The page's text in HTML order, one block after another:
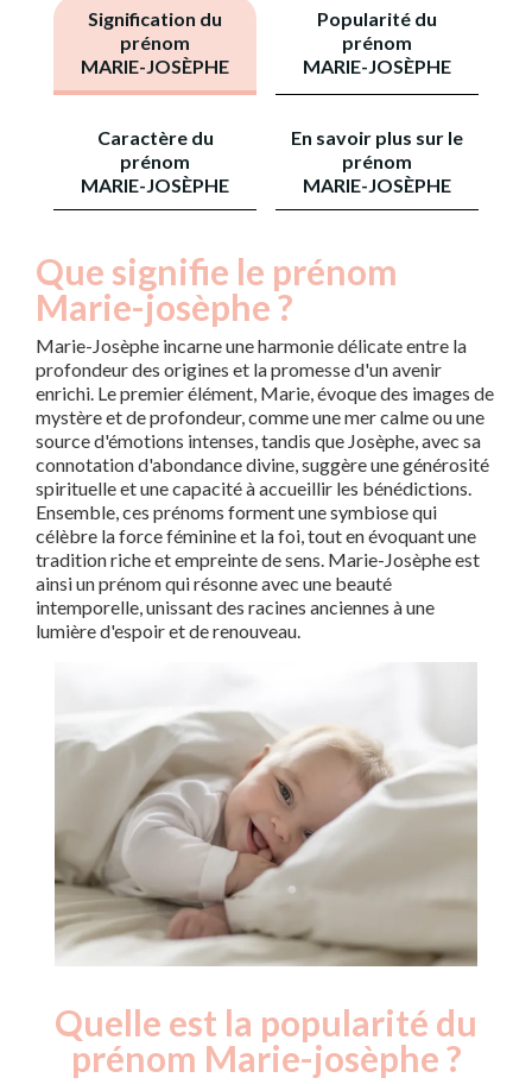
Signification du
prénom
MARIE-JOSÈPHE
Popularité du
prénom
MARIE-JOSÈPHE
Caractère du
prénom
MARIE-JOSÈPHE
En savoir plus sur le
prénom
MARIE-JOSÈPHE
Que signifie le prénom
Marie-josèphe ?
Marie-Josèphe incarne une harmonie délicate entre la
profondeur des origines et la promesse d'un avenir
enrichi. Le premier élément, Marie, évoque des images de
mystère et de profondeur, comme une mer calme ou une
source d'émotions intenses, tandis que Josèphe, avec sa
connotation d'abondance divine, suggère une générosité
spirituelle et une capacité à accueillir les bénédictions.
Ensemble, ces prénoms forment une symbiose qui
célèbre la force féminine et la foi, tout en évoquant une
tradition riche et empreinte de sens. Marie-Josèphe est
ainsi un prénom qui résonne avec une beauté
intemporelle, unissant des racines anciennes à une
lumière d'espoir et de renouveau.
Quelle est la popularité du
prénom Marie-josèphe ?
Année
Nouveaux-
nés
4